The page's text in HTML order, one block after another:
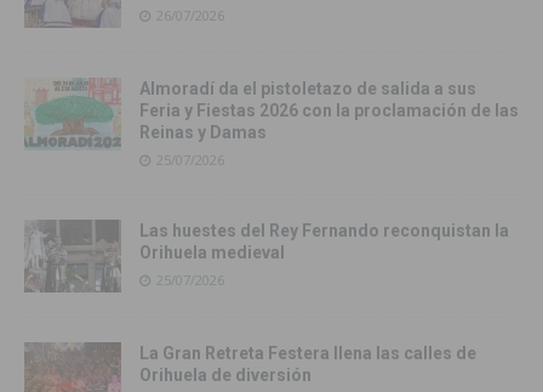
26/07/2026
Almoradí da el pistoletazo de salida a sus
Feria y Fiestas 2026 con la proclamación de las
Reinas y Damas
25/07/2026
Las huestes del Rey Fernando reconquistan la
Orihuela medieval
25/07/2026
La Gran Retreta Festera llena las calles de
Orihuela de diversión